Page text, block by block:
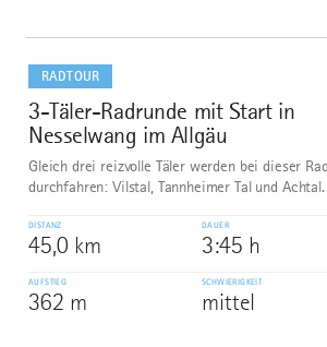
RADTOUR
8
3-Täler-Radrunde mit Start in
Nesselwang im Allgäu
Gleich drei reizvolle Täler werden bei dieser
durchfahren: Vilstal, Tannheimer Tal und Achtal.
DISTANZ
45,0 km
DAUER
3:45 h
AUFSTIEG
362 m
SCHWIERIGKEIT
mittel
dazu